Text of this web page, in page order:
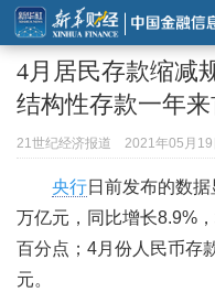
4月居民存款缩减
结构性存款一年
21世纪经济报道 2021年05月19
央行日前发布的数
万亿元，同比增长8.9%
百分点；4月份人民币存
元。